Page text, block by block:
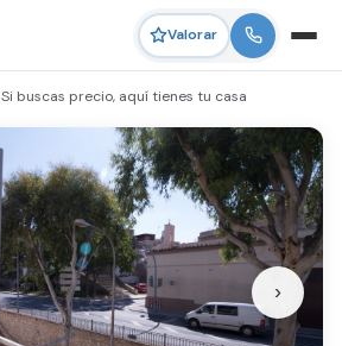
Valorar
Si buscas precio, aquí tienes tu casa
›